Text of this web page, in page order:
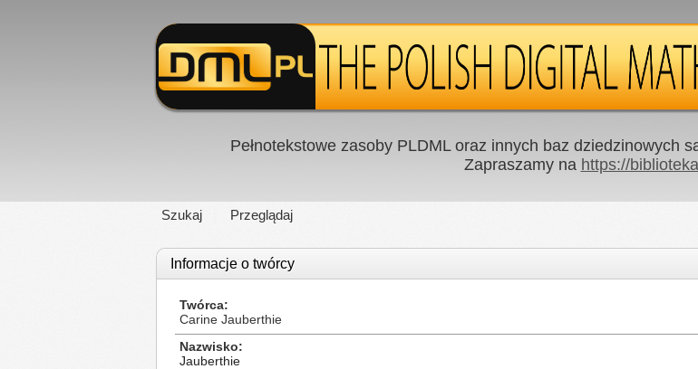
Pełnotekstowe zasoby PLDML oraz innych baz dziedzinowych
Zapraszamy na https://
Szukaj Przeglądaj
Informacje o twórcy
Twórca
Carine Jauberthie
Nazwisko
Jauberthie